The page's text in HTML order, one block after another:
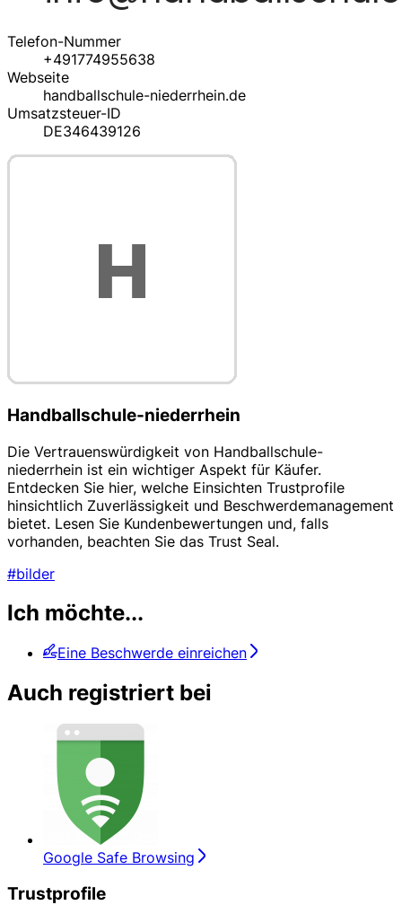
Telefon-Nummer
+491774955638
Webseite
handballschule-niederrhein.de
Umsatzsteuer-ID
DE346439126
Handballschule-niederrhein
Die Vertrauenswürdigkeit von Handballschule-
niederrhein ist ein wichtiger Aspekt für Käufer.
Entdecken Sie hier, welche Einsichten Trustprofile
hinsichtlich Zuverlässigkeit und Beschwerdemanagement
bietet. Lesen Sie Kundenbewertungen und, falls
vorhanden, beachten Sie das Trust Seal.
#bilder
Ich möchte...
Eine Beschwerde einreichen
Auch registriert bei
Google Safe Browsing
Trustprofile